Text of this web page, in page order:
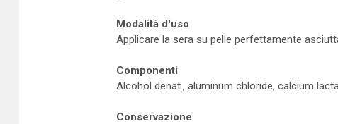
Modalità d'uso
Applicare la sera su pelle perfettamente
Componenti
Alcohol denat., aluminum chloride, calcium
Conservazione